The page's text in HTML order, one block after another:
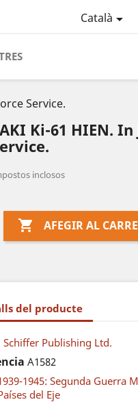
Català
Service.
Ki-61 HIEN.
inclosos
 AFEGIR AL
del producte
Schiffer Publishing Ltd.
A1582
1945: Segunda Guerra
del Eje